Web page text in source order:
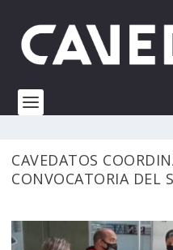
CAVEDATOS
CONVOCATORIA DEL